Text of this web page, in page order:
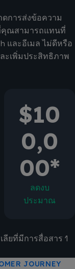
การส่งข้อความ
คุณสามารถแทนที่
และอีเมล ไม่ดีหรือ
ะเพิ่มประสิทธิภาพ
$10
0,0
00*
ลดงบ
ประมาณ
ยที่มีการสื่อสาร 1
JOURNEY